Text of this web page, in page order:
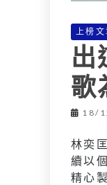
上榜
出
歌
18/
林奕
續以
精心